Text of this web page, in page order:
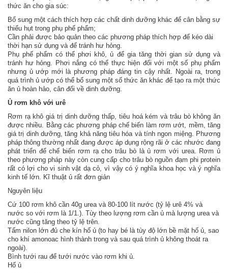
thức ăn cho gia súc:
Bổ sung một cách thích hợp các chất dinh dưỡng khác để cân bằng sự
thiếu hụt trong phụ phế phẩm;
Cần phải được bảo quản theo các phương pháp thích hợp để kéo dài
thời hạn sử dụng và để tránh hư hỏng.
Phụ phế phẩm có thể phơi khô, ủ để gia tăng thời gian sử dụng và
tránh hư hỏng. Phơi nắng có thể thực hiện đối với một số phụ phẩm
nhưng ủ ướp mới là phương pháp đáng tin cậy nhất. Ngoài ra, trong
quá trình ủ ướp có thể bổ sung một số thức ăn khác để tạo ra một thức
ăn ủ hoàn hảo, cân đối về dinh dưỡng.
Ủ rơm khô với urê
Rơm rạ khô giá trị dinh dưỡng thấp, tiêu hoá kém và trâu bò không ăn
được nhiều. Bằng các phương pháp chế biến làm rơm ướt, mềm, tăng
giá trị dinh dưỡng, tăng khả năng tiêu hóa và tính ngon miệng. Phương
pháp thông thường nhất đang được áp dụng rộng rãi ở các nhước đang
phát triển để chế biến rơm rạ cho trâu bò là ủ rơm với urea. Rơm ủ
theo phương pháp này còn cung cấp cho trâu bò nguồn đạm phi protein
rất có lợi cho vi sinh vật dạ cỏ, vì vậy có ý nghĩa khoa học và ý nghĩa
kinh tế lớn. Kĩ thuật ủ rất đơn giản
Nguyên liệu
Cứ 100 rơm khô cần 40g urea và 80-100 lít nước (tỷ lệ urê 4% và
nước so với rơm là 1/1.). Tùy theo lượng rơm cần ủ mà lượng urea và
nước cũng tăng theo tỷ lệ trên.
Tấm nilon lớn đủ che kín hố ủ (to hay bé là tùy độ lớn bề mặt hố ủ, sao
cho khí amonoac hình thành trong và sau quá trình ủ không thoát ra
ngoài).
Bình tưới rau để tưới nước vào rơm khi ủ.
Hố ủ